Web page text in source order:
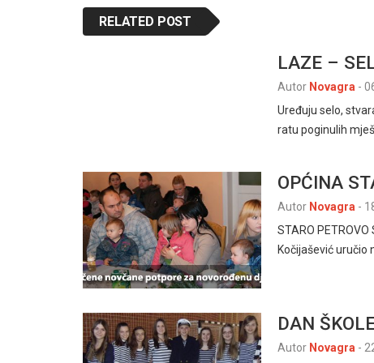
RELATED POST
LAZE –
Autor Novagra -
Uređuju selo,
ratu poginulih
OPĆINA
Autor Novagra -
STARO
Kočijašević uručio
DAN
Autor Novagra -